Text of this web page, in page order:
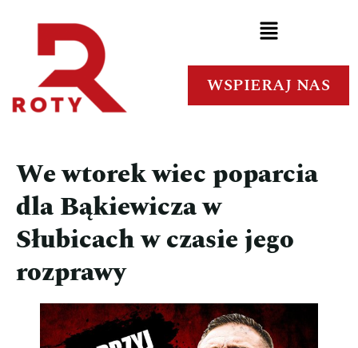
WSPIERAJ NAS
We wtorek wiec poparcia
dla Bąkiewicza w
Słubicach w czasie jego
rozprawy